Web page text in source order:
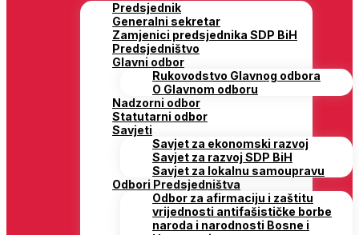
Predsjednik
Generalni sekretar
Zamjenici predsjednika SDP BiH
Predsjedništvo
Glavni odbor
Rukovodstvo Glavnog odbora
O Glavnom odboru
Nadzorni odbor
Statutarni odbor
Savjeti
Savjet za ekonomski razvoj
Savjet za razvoj SDP BiH
Savjet za lokalnu samoupravu
Odbori Predsjedništva
Odbor za afirmaciju i zaštitu
vrijednosti antifašističke borbe
naroda i narodnosti Bosne i